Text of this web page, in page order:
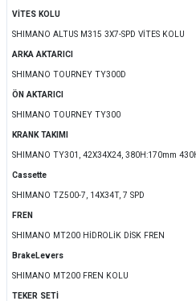
VİTES KOLU
SHIMANO ALTUS M315 3X7-SPD VİTES KOLU
ARKA AKTARICI
SHIMANO TOURNEY TY300D
ÖN AKTARICI
SHIMANO TOURNEY TY300
KRANK TAKIMI
SHIMANO TY301, 42X34X24, 380H:170mm
Cassette
SHIMANO TZ500-7, 14X34T, 7 SPD
FREN
SHIMANO MT200 HİDROLİK DİSK FREN
BrakeLevers
SHIMANO MT200 FREN KOLU
TEKER SETİ